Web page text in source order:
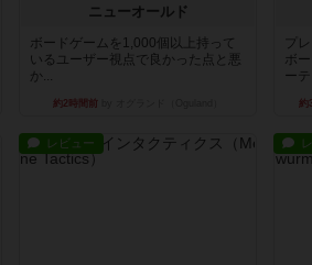
ニューオールド
ボードゲームを1,000個以上持って
いるユーザー視点で良かった点と悪
か...
約2時間前
プ
ボ
ー
レビュー